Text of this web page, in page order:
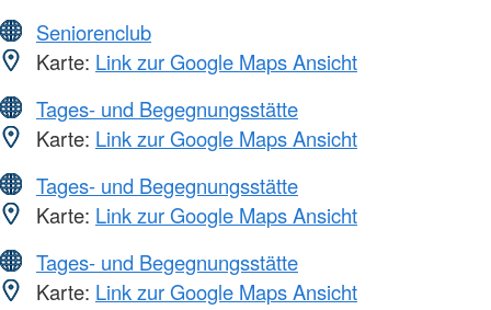
Seniorenclub
Karte: Link zur Google Maps Ansicht
Tages- und Begegnungsstätte
Karte: Link zur Google Maps Ansicht
Tages- und Begegnungsstätte
Karte: Link zur Google Maps Ansicht
Tages- und Begegnungsstätte
Karte: Link zur Google Maps Ansicht